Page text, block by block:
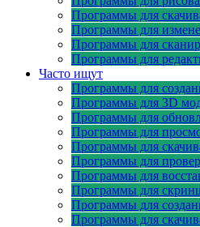
Программы для
Программы для
Программы для
Программы для
Часто ищут
Программы для
Программы для 3D
Программы для
Программы для
Программы для
Программы для
Программы для
Программы для
Программы для
Программы для